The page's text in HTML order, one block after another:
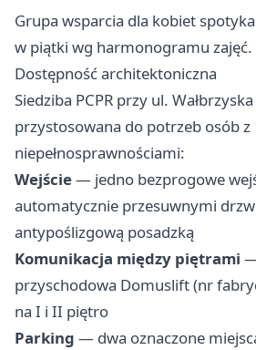
Grupa wsparcia dla kobiet
w piątki wg harmonogramu zajęć.
Dostępność architektoniczna
Siedziba PCPR przy ul.
przystosowana do potrzeb osób z
niepełnosprawnościami:
Wejście— jedno bezprogowe
automatycznie przesuwnymi
antypoślizgową posadzką
Komunikacja między piętrami
przyschodowa Domuslift (nr
na I i II piętro
Parking — dwa oznaczone